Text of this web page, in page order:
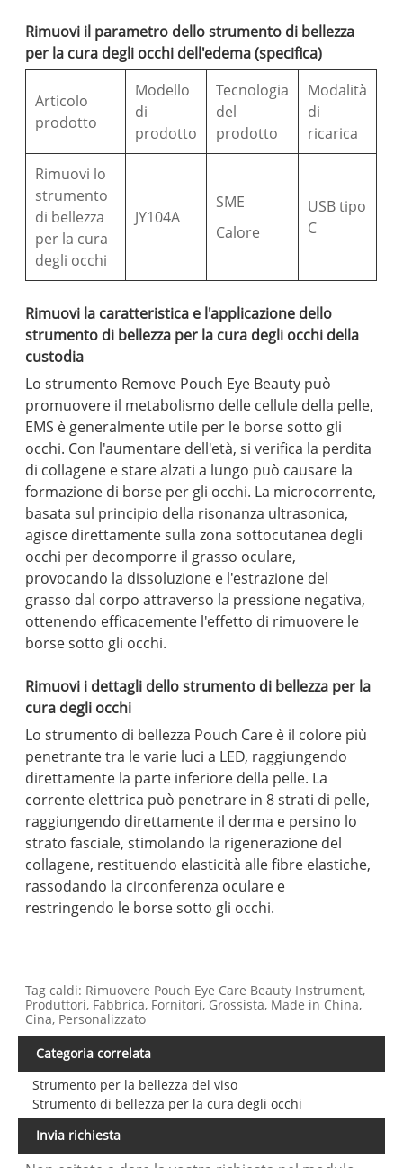
Rimuovi il parametro dello strumento di bellezza
per la cura degli occhi dell'edema (specifica)
Articolo
prodotto
Modello
di
prodotto
Tecnologia
del
prodotto
Modalità
di
ricarica
Rimuovi lo
strumento
di bellezza
per la cura
degli occhi
JY104A
SME
Calore
USB tipo
C
Rimuovi la caratteristica e l'applicazione dello
strumento di bellezza per la cura degli occhi della
custodia
Lo strumento Remove Pouch Eye Beauty può
promuovere il metabolismo delle cellule della pelle,
EMS è generalmente utile per le borse sotto gli
occhi. Con l'aumentare dell'età, si verifica la perdita
di collagene e stare alzati a lungo può causare la
formazione di borse per gli occhi. La microcorrente,
basata sul principio della risonanza ultrasonica,
agisce direttamente sulla zona sottocutanea degli
occhi per decomporre il grasso oculare,
provocando la dissoluzione e l'estrazione del
grasso dal corpo attraverso la pressione negativa,
ottenendo efficacemente l'effetto di rimuovere le
borse sotto gli occhi.
Rimuovi i dettagli dello strumento di bellezza per la
cura degli occhi
Lo strumento di bellezza Pouch Care è il colore più
penetrante tra le varie luci a LED, raggiungendo
direttamente la parte inferiore della pelle. La
corrente elettrica può penetrare in 8 strati di pelle,
raggiungendo direttamente il derma e persino lo
strato fasciale, stimolando la rigenerazione del
collagene, restituendo elasticità alle fibre elastiche,
rassodando la circonferenza oculare e
restringendo le borse sotto gli occhi.
Tag caldi: Rimuovere Pouch Eye Care Beauty Instrument,
Produttori, Fabbrica, Fornitori, Grossista, Made in China,
Cina, Personalizzato
Categoria correlata
Strumento per la bellezza del viso
Strumento di bellezza per la cura degli occhi
Invia richiesta